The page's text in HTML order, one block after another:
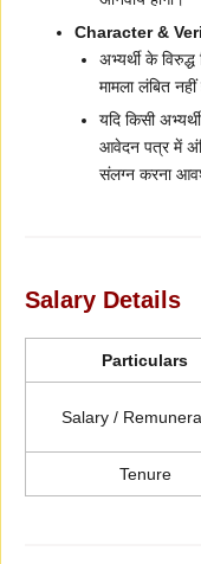
Character &
अभ्यर्थी के
मामला लंबित नहीं
यदि किसी
आवेदन पत्र में
संलग्न करना
Salary Details
Particulars
Salary /
Tenure